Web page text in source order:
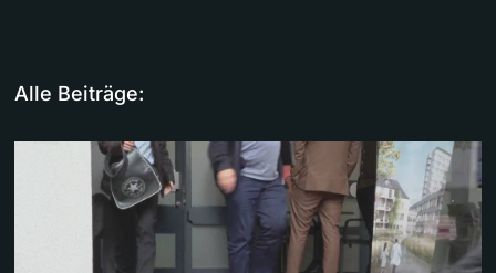
Alle Beiträge: